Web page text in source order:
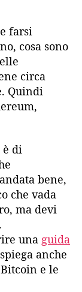
farsi
cosa sono
circa
Quindi
è di
bene,
che vada
ma devi
una guida
anche
e le